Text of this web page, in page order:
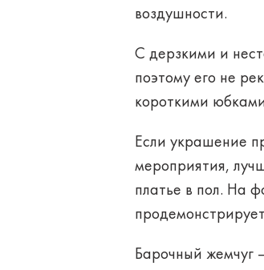
воздушности.
С дерзкими и
поэтому его не
короткими
Если украшение
мероприятия,
платье в пол. На
Барочный жемчуг